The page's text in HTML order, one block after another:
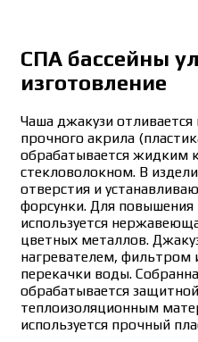
СПА бассейны
изготовление
Чаша джакузи отливается
прочного акрила
обрабатывается жидким
стекловолокном. В
отверстия и
форсунки. Для повышения
используется
цветных металлов.
нагревателем, фильтром
перекачки воды.
обрабатывается
теплоизоляционным
используется прочный